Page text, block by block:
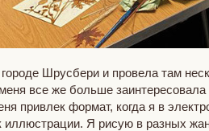
Шрусбери и провела там
все же больше
привлек формат, когда я в
иллюстрации. Я рисую в разных